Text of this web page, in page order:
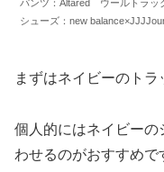
パンツ：Altared ウールトラ
シューズ：new
まずはネイビーのトラ
個人的にはネイビー
わせるのがおすすめで